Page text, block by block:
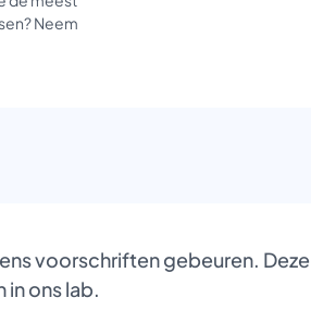
Neem
voorschriften gebeuren. Deze
ons lab.